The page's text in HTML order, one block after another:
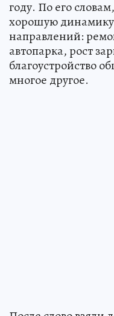
году. По его
хорошую динамику
направлений:
автопарка, рост
благоустройство
многое другое.